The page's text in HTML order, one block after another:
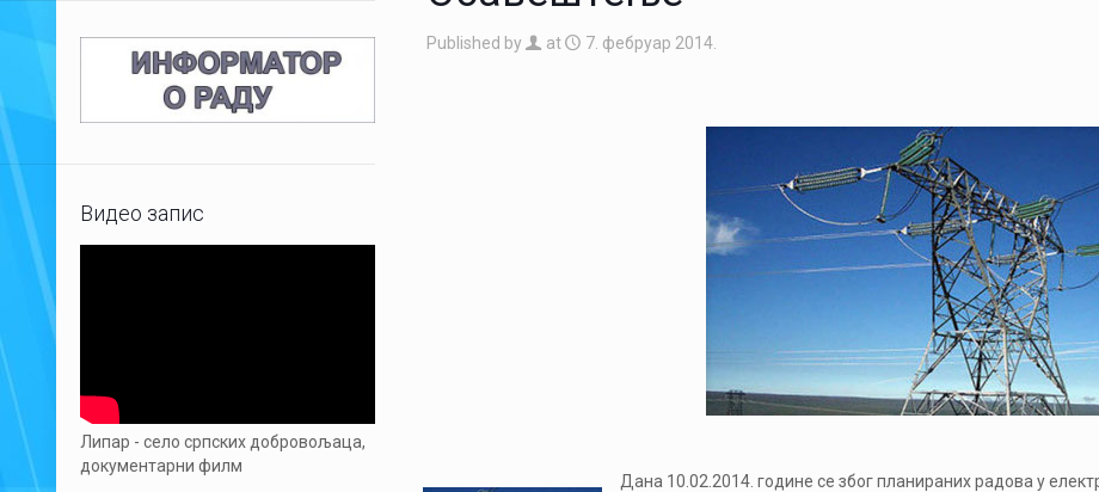
Published by at 7. фебруар 2014.
Дана 10.02.2014. године се због планираних радова у
Видео запис
Липар - село српских добровољаца,
документарни филм